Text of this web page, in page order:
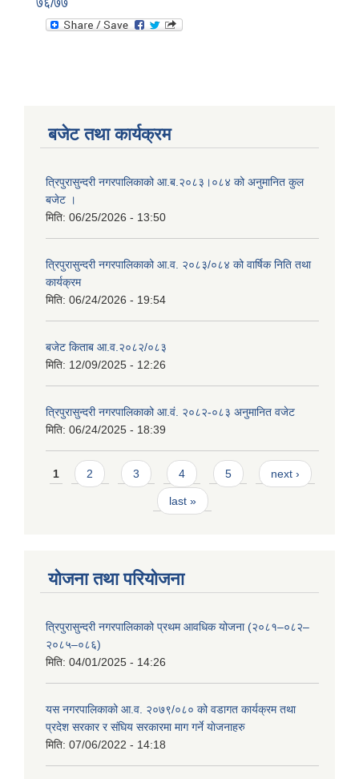
७६/७७
बजेट तथा कार्यक्रम
त्रिपुरासुन्दरी नगरपालिकाको आ.ब.२०८३।०८४ को अनुमानित कुल
बजेट ।
मिति: 06/25/2026 - 13:50
त्रिपुरासुन्दरी नगरपालिकाको आ.व. २०८३/०८४ को वार्षिक निति तथा
कार्यक्रम
मिति: 06/24/2026 - 19:54
बजेट किताब आ.व.२०८२/०८३
मिति: 12/09/2025 - 12:26
त्रिपुरासुन्दरी नगरपालिकाको आ.वं. २०८२-०८३ अनुमानित वजेट
मिति: 06/24/2025 - 18:39
Pages
1 2 3 4 5 next ›
last »
योजना तथा परियोजना
त्रिपुरासुन्दरी नगरपालिकाको प्रथम आवधिक योजना (२०८१–०८२–
२०८५–०८६)
मिति: 04/01/2025 - 14:26
यस नगरपालिकाको आ.व. २०७९/०८० को वडागत कार्यक्रम तथा
प्रदेश सरकार र संघिय सरकारमा माग गर्ने याेजनाहरु
मिति: 07/06/2022 - 14:18